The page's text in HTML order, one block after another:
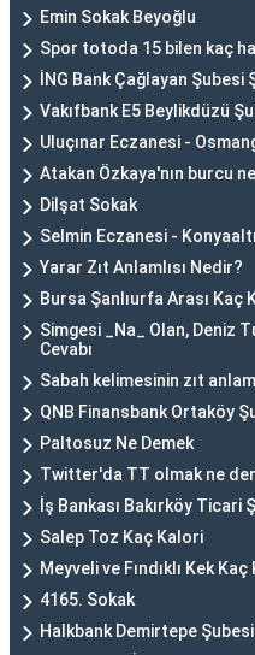
Emin Sokak Beyoğlu
Spor totoda 15 bilen kaç
İNG Bank Çağlayan Şubesi
Vakıfbank E5 Beylikdüzü
Uluçınar Eczanesi -
Atakan Özkaya'nın burcu
Dilşat Sokak
Selmin Eczanesi -
Yarar Zıt Anlamlısı Nedir?
Bursa Şanlıurfa Arası Kaç
Simgesi _Na_ Olan, Deniz
Cevabı
Sabah kelimesinin zıt
QNB Finansbank Ortaköy
Paltosuz Ne Demek
Twitter'da TT olmak ne
İş Bankası Bakırköy Ticari
Salep Toz Kaç Kalori
Meyveli ve Fındıklı Kek
4165. Sokak
Halkbank Demirtepe